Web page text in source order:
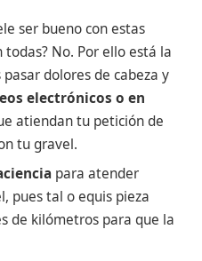
ser bueno con estas
todas? No. Por ello está la
dolores de cabeza y
electrónicos o en
atiendan tu petición de
tu gravel.
para atender
pues tal o equis pieza
de kilómetros para que la